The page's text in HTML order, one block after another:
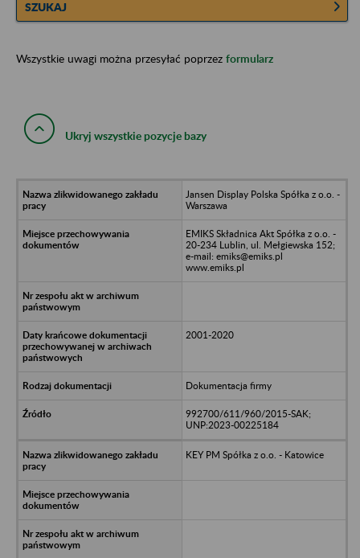
SZUKAJ
Wszystkie uwagi można przesyłać poprzez formularz
Ukryj wszystkie pozycje bazy
Jansen Display Polska Spółka z o.o. -
Warszawa
EMIKS Składnica Akt Spółka z o.o. -
20-234 Lublin, ul. Mełgiewska 152;
e-mail: emiks@emiks.pl
www.emiks.pl
2001-2020
Dokumentacja firmy
992700/611/960/2015-SAK;
UNP:2023-00225184
KEY PM Spółka z o.o. - Katowice